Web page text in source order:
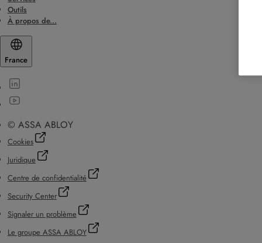
Outils
À propos de...
France
© ASSA ABLOY
Cookies
Juridique
Centre de confidentialité
Security Center
Signaler un problème
Le groupe ASSA ABLOY